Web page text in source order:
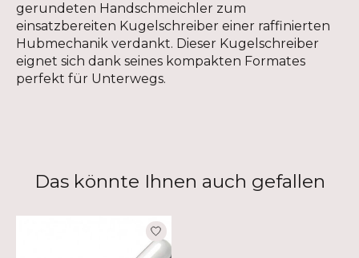
gerundeten Handschmeichler zum
einsatzbereiten Kugelschreiber einer raffinierten
Hubmechanik verdankt. Dieser Kugelschreiber
eignet sich dank seines kompakten Formates
perfekt für Unterwegs.
Das könnte Ihnen auch gefallen
Produkt-Karussell-Artikel